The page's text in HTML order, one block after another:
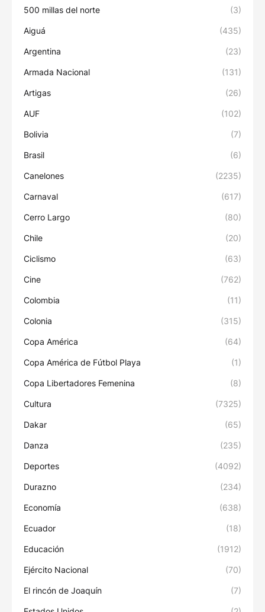
500 millas del norte (3)
Aiguá (435)
Argentina (23)
Armada Nacional (131)
Artigas (26)
AUF (102)
Bolivia (7)
Brasil (6)
Canelones (2235)
Carnaval (617)
Cerro Largo (80)
Chile (20)
Ciclismo (63)
Cine (762)
Colombia (11)
Colonia (315)
Copa América (64)
Copa América de Fútbol Playa (1)
Copa Libertadores Femenina (8)
Cultura (7325)
Dakar (65)
Danza (235)
Deportes (4092)
Durazno (234)
Economía (638)
Ecuador (18)
Educación (1912)
Ejército Nacional (70)
El rincón de Joaquín (7)